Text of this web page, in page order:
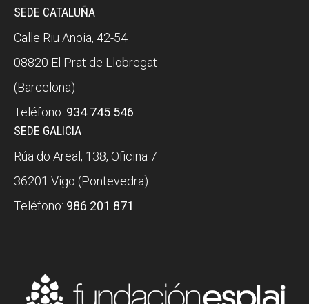
SEDE CATALUÑA
Calle Riu Anoia, 42-54
08820 El Prat de Llobregat
(Barcelona)
Teléfono: 934 745 546
SEDE GALICIA
Rúa do Areal, 138, Oficina 7
36201 Vigo (Pontevedra)
Teléfono: 986 201 871